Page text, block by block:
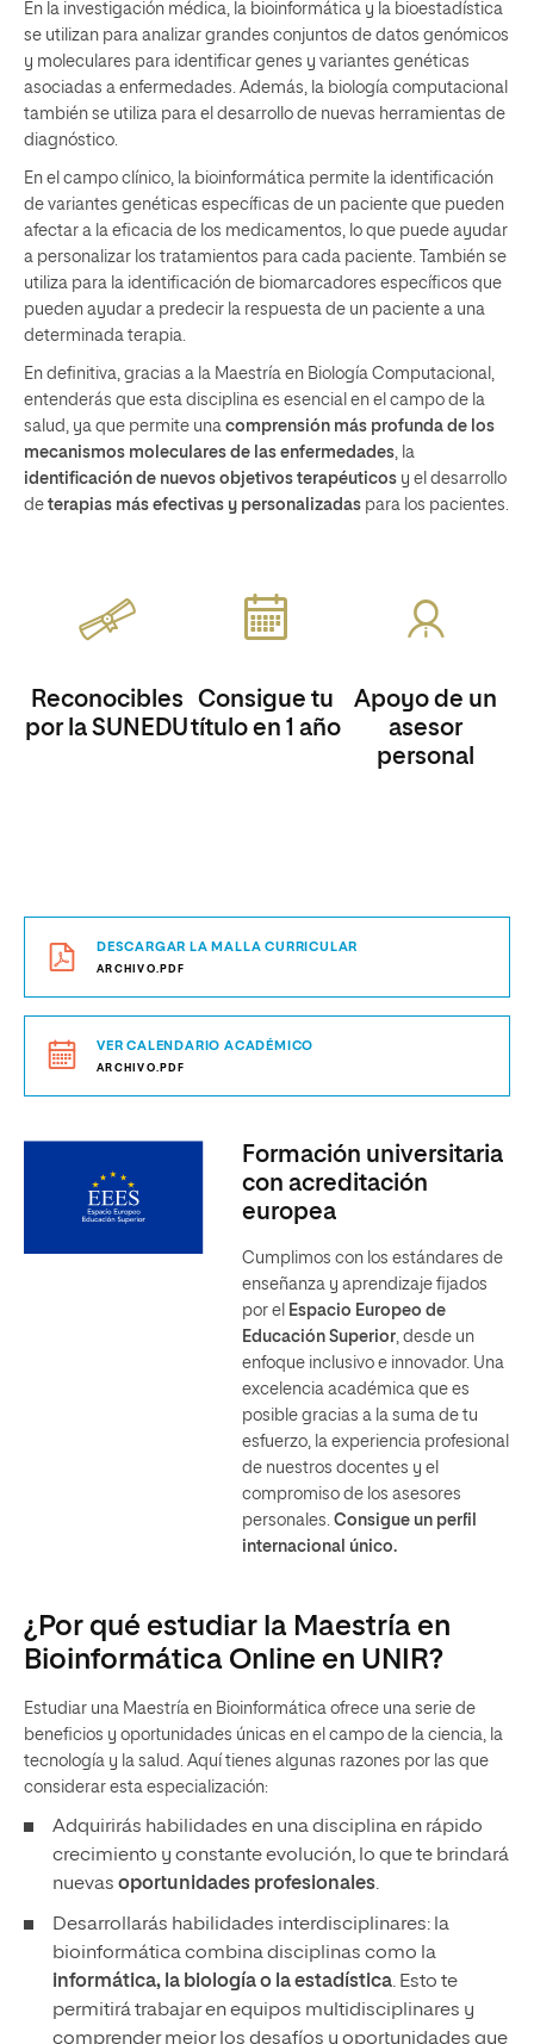
En la investigación médica, la bioinformática y la bioestadística
se utilizan para analizar grandes conjuntos de datos genómicos
y moleculares para identificar genes y variantes genéticas
asociadas a enfermedades. Además, la biología computacional
también se utiliza para el desarrollo de nuevas herramientas de
diagnóstico.
En el campo clínico, la bioinformática permite la identificación
de variantes genéticas específicas de un paciente que pueden
afectar a la eficacia de los medicamentos, lo que puede ayudar
a personalizar los tratamientos para cada paciente. También se
utiliza para la identificación de biomarcadores específicos que
pueden ayudar a predecir la respuesta de un paciente a una
determinada terapia.
En definitiva, gracias a la Maestría en Biología Computacional,
entenderás que esta disciplina es esencial en el campo de la
salud, ya que permite una comprensión más profunda de los
mecanismos moleculares de las enfermedades, la
identificación de nuevos objetivos terapéuticos y el desarrollo
de terapias más efectivas y personalizadas para los pacientes.
Reconocibles
por la SUNEDU
Consigue tu
título en 1 año
Apoyo de un
asesor
personal
DESCARGAR LA MALLA CURRICULAR
ARCHIVO.PDF
VER CALENDARIO ACADÉMICO
ARCHIVO.PDF
Formación universitaria
con acreditación
europea
Cumplimos con los estándares de
enseñanza y aprendizaje fijados
por el Espacio Europeo de
Educación Superior, desde un
enfoque inclusivo e innovador. Una
excelencia académica que es
posible gracias a la suma de tu
esfuerzo, la experiencia profesional
de nuestros docentes y el
compromiso de los asesores
personales.Consigue un perfil
internacional único.
¿Por qué estudiar la Maestría en
Bioinformática Online en UNIR?
Estudiar una Maestría en Bioinformática ofrece una serie de
beneficios y oportunidades únicas en el campo de la ciencia, la
tecnología y la salud. Aquí tienes algunas razones por las que
considerar esta especialización:
Adquirirás habilidades en una disciplina en rápido
crecimiento y constante evolución, lo que te brindará
nuevas oportunidades profesionales.
Desarrollarás habilidades interdisciplinares: la
bioinformática combina disciplinas como la
informática, la biología o la estadística. Esto te
permitirá trabajar en equipos multidisciplinares y
comprender mejor los desafíos y oportunidades que